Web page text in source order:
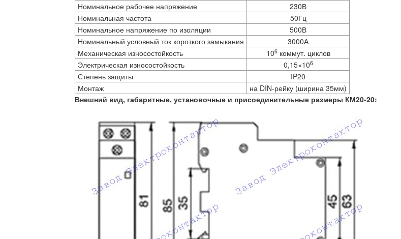
Номинальное рабочее напряжение
230В
Номинальная частота
50Гц
Номинальное напряжение по изоляции
500В
Номинальный условный ток короткого замыкания
3000А
Механическая износостойкость
106коммут. циклов
Электрическая износостойкость
0,15×106
Степень защиты
IP20
Монтаж
на DIN-рейку (ширина 35мм)
Внешний вид, габаритные, установочные и присоединительные размеры КМ20-20: